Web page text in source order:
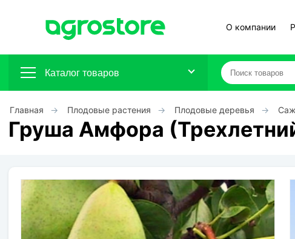
О компании
Каталог товаров
Плодовые кустарники
Декоративные растения
Цветы
Главная Плодовые растения Плодовые деревья
Груша Амфора